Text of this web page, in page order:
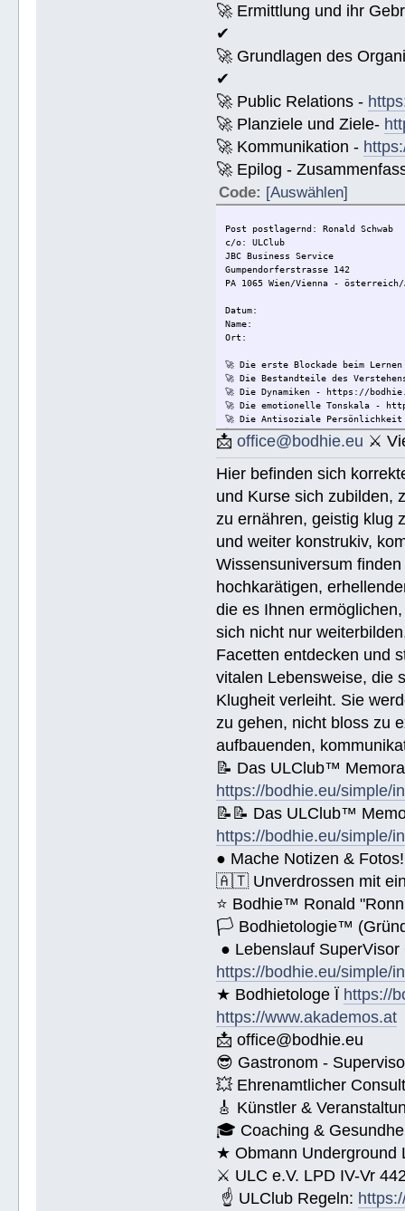
🚀 Ermittlung und ihr
✔
🚀 Grundlagen des
✔
🚀 Public Relations -
🚀 Planziele und Ziele-
🚀 Kommunikation -
🚀 Epilog -
Code: [Auswählen]
Post postlagernd: Ronald Schwab
c/o: ULClub
JBC Business Service
Gumpendorferstrasse 142
PA 1065 Wien/Vienna -
Datum:
Name:
Ort:
🚀 Die erste Blockade beim
🚀 Die Bestandteile des
🚀 Die Dynamiken - https://
🚀 Die emotionelle Tonskala -
🚀 Die Antisoziale
🚀 Die Lösung für Konflikte -
🚀 Lösungen für eine
🚀 Ethik unjd die Zustände -
🚀 Integrität und Ehrlichkeit -
Wie Sie jemandem helfen
🚀 Werkzeuge für den
🚀 Die Ehe - https://bodhie.eu/
🚀 Kinder - https://bodhie.eu/
🚀 Grundlagen des Organisieren
🚀 Public Relations - https://
🚀 Planziele und Ziele- https://
🚀 Kommunikation - https://
Name (BlockBuchStaben)/eMail
📩office@bodhie.eu ⚔
Hier befinden sich
und Kurse sich zubilden,
zu ernähren, geistig klug
und weiter konstrukiv,
Wissensuniversum
hochkarätigen,
die es Ihnen
sich nicht nur
Facetten entdecken und
vitalen Lebensweise, die
Klugheit verleiht. Sie
zu gehen, nicht bloss zu
aufbauenden,
📝 Das ULClub™
https://bodhie.eu/simple/
📝📝 Das ULClub™
https://bodhie.eu/simple/
● Mache Notizen & Fotos!
🇦🇹 Unverdrossen mit
⭐️ Bodhie™ Ronald
🏳 Bodhietologie™
● Lebenslauf
https://bodhie.eu/simple/
★ Bodhietologe Ï https://
https://www.akademos.at
📩 office@bodhie.eu
😎 Gastronom -
💥 Ehrenamtlicher
🎸 Künstler &
🎓 Coaching &
★ Obmann Underground
⚔ ULC e.V. LPD IV-Vr
☝ ULClub Regeln: